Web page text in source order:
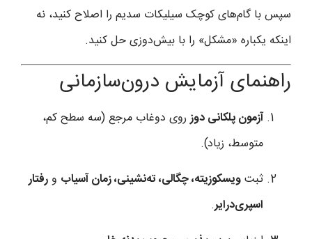
سپس با گام‌های کوچک سیلیکات سدیم را اصلاح کنید، نه
اینکه یکباره «مشکل» را با بیش‌دوزی حل کنید.
راهنمای آزمایش درون‌سازمانی
آزمون پلکانی دوزروی دوغاب مرجع (سه سطح کم،
متوسط، زیاد).
ثبتویسکوزیته، چگالی، ته‌نشینی، زمان آسیاب ورفتار
اسپری‌درایر.